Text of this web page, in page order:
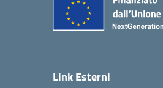
Link Esterni